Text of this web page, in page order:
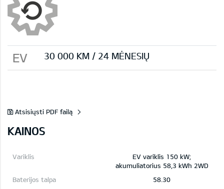
EV 30 000 KМ / 24 MĖNESIŲ
Atsisiųsti PDF failą
KAINOS
EV variklis 150 kW;
akumuliatorius 58,3 kWh 2WD
58.30